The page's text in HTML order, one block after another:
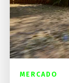
MERCADO